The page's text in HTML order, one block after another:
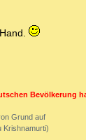
Bevölkerung
Grund auf
Krishnamurti)